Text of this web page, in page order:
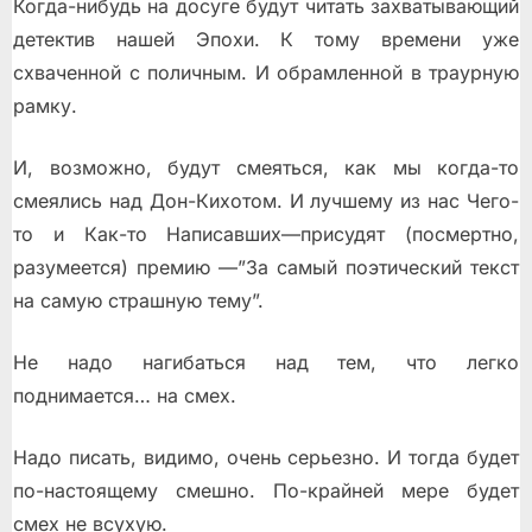
Когда-нибудь на досуге будут читать захватывающий
детектив нашей Эпохи. К тому времени уже
схваченной с поличным. И обрамленной в траурную
рамку.
И, возможно, будут смеяться, как мы когда-то
смеялись над Дон-Кихотом. И лучшему из нас Чего-
то и Как-то Написавших—присудят (посмертно,
разумеется) премию —”За самый поэтический текст
на самую страшную тему”.
Не надо нагибаться над тем, что легко
поднимается… на смех.
Надо писать, видимо, очень серьезно. И тогда будет
по-настоящему смешно. По-крайней мере будет
смех не всухую.